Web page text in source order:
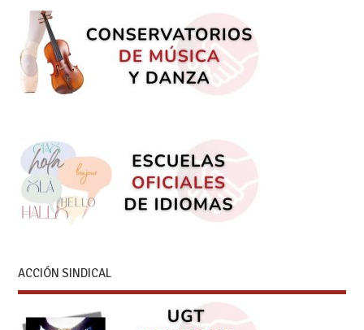
ACCIÓN SINDICAL